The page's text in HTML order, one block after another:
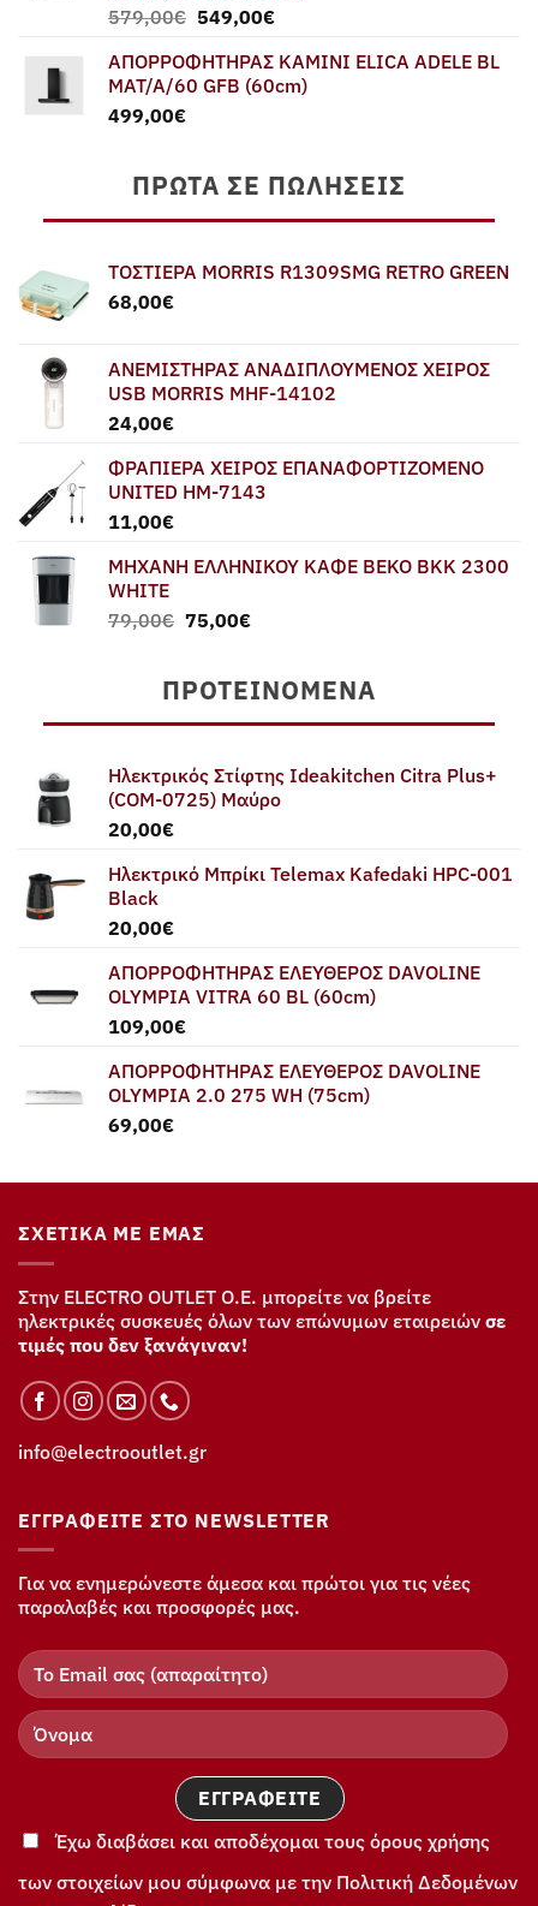
579,00€ Original
was:
579,00€.
549,00€Η
τιμή
είναι:
ΑΠΟΡΡΟΦΗΤΗΡΑΣ ΚΑΜΙΝΙ ELICA ADELE BL
MAT/A/60 GFB (60cm)
499,00€
ΠΡΏΤΑ ΣΕ ΠΩΛΉΣΕΙΣ
ΤΟΣΤΙΕΡΑ MORRIS R1309SMG RETRO GREEN
68,00€
ΑΝΕΜΙΣΤΗΡΑΣ ΑΝΑΔΙΠΛΟΥΜΕΝΟΣ ΧΕΙΡΟΣ
USB MORRIS MHF-14102
24,00€
ΦΡΑΠΙΕΡΑ ΧΕΙΡΟΣ ΕΠΑΝΑΦΟΡΤΙΖΟΜΕΝΟ
UNITED HM-7143
11,00€
ΜΗΧΑΝΗ ΕΛΛΗΝΙΚΟΥ ΚΑΦΕ BEKO BKK 2300
WHITE
79,00€ Original
79,00€.
75,00€Η
είναι:
75,00€.
ΠΡΟΤΕΙΝΌΜΕΝΑ
Ηλεκτρικός Στίφτης Ideakitchen Citra Plus+
(COM-0725) Μαύρο
20,00€
Ηλεκτρικό Μπρίκι Telemax Kafedaki HPC-001
Black
20,00€
ΑΠΟΡΡΟΦΗΤΗΡΑΣ ΕΛΕΥΘΕΡΟΣ DAVOLINE
OLYMPIA VITRA 60 BL (60cm)
109,00€
ΑΠΟΡΡΟΦΗΤΗΡΑΣ ΕΛΕΥΘΕΡΟΣ DAVOLINE
OLYMPIA 2.0 275 WH (75cm)
69,00€
ΣΧΕΤΙΚΆ ΜΕ ΕΜΆΣ
Στην ELECTRO OUTLET Ο.Ε. μπορείτε να βρείτε
ηλεκτρικές συσκευές όλων των επώνυμων εταιρειών σε
τιμές που δεν ξανάγιναν!
info@electrooutlet.gr
ΕΓΓΡΑΦΕΊΤΕ ΣΤΟ NEWSLETTER
Για να ενημερώνεστε άμεσα και πρώτοι για τις νέες
παραλαβές και προσφορές μας.
Έχω διαβάσει και αποδέχομαι τους όρους χρήσης
των στοιχείων μου σύμφωνα με την Πολιτική Δεδομένων